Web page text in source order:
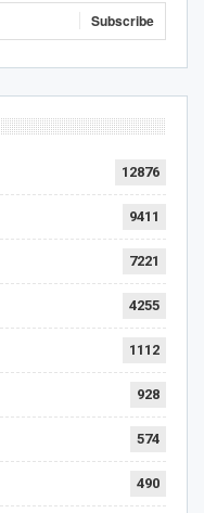
Subscribe
12876
9411
7221
4255
1112
928
574
490